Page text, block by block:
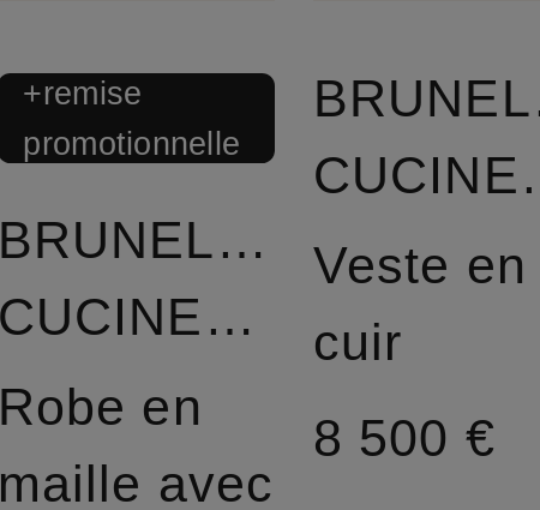
+remise
promotionnelle
BRUNELLO
CUCINELLI
Robe en
maille avec
Veste en
cuir
8 500 €